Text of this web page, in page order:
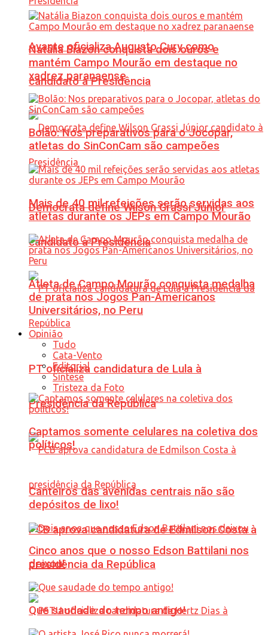
Avante oficializa Augusto Cury como
candidato à Presidência
Democrata define Wilson Grassi Júnior
candidato à Presidência
PT oficializa candidatura de Lula à
Presidência da República
PCB aprova candidatura de Edmilson Costa à
presidência da República
Natália Biazon conquista dois ouros e
mantém Campo Mourão em destaque no
xadrez paranaense
Bolão: Nos preparativos para o Jocopar,
atletas do SinConCam são campeões
Mais de 40 mil refeições serão servidas aos
atletas durante os JEPs em Campo Mourão
Atleta de Campo Mourão conquista medalha
de prata nos Jogos Pan-Americanos
Universitários, no Peru
Opinião
Tudo
Cata-Vento
Editorial
Síntese
Tristeza da Foto
Captamos somente celulares na coletiva dos
políticos!
Canteiros das avenidas centrais não são
depósitos de lixo!
Cinco anos que o nosso Edson Battilani nos
deixou!
Que saudade do tempo antigo!